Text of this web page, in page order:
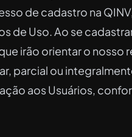
de cadastro na
de Uso. Ao se
irão orientar o nosso
parcial ou
aos Usuários,